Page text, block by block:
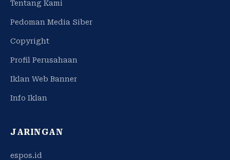
Tentang Kami
Pedoman Media Siber
Copyright
Profil Perusahaan
Iklan Web Banner
Info Iklan
JARINGAN
espos.id